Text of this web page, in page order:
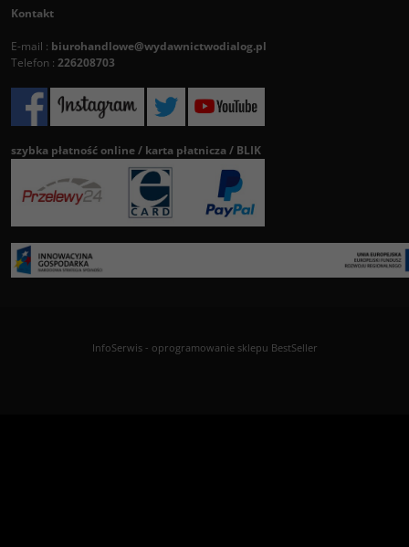
Kontakt
E-mail : biurohandlowe@wydawnictwodialog.pl
Telefon : 226208703
szybka płatność online / karta płatnicza / BLIK
InfoSerwis- oprogramowanie sklepu BestSeller